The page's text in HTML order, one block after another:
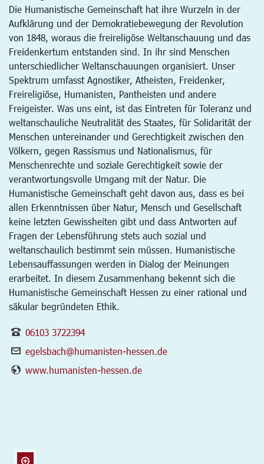
Die Humanistische Gemeinschaft hat ihre Wurzeln in der
Aufklärung und der Demokratiebewegung der Revolution
von 1848, woraus die freireligöse Weltanschauung und das
Freidenkertum entstanden sind. In ihr sind Menschen
unterschiedlicher Weltanschauungen organisiert. Unser
Spektrum umfasst Agnostiker, Atheisten, Freidenker,
Freireligiöse, Humanisten, Pantheisten und andere
Freigeister. Was uns eint, ist das Eintreten für Toleranz und
weltanschauliche Neutralität des Staates, für Solidarität der
Menschen untereinander und Gerechtigkeit zwischen den
Völkern, gegen Rassismus und Nationalismus, für
Menschenrechte und soziale Gerechtigkeit sowie der
verantwortungsvolle Umgang mit der Natur. Die
Humanistische Gemeinschaft geht davon aus, dass es bei
allen Erkenntnissen über Natur, Mensch und Gesellschaft
keine letzten Gewissheiten gibt und dass Antworten auf
Fragen der Lebensführung stets auch sozial und
weltanschaulich bestimmt sein müssen. Humanistische
Lebensauffassungen werden in Dialog der Meinungen
erarbeitet. In diesem Zusammenhang bekennt sich die
Humanistische Gemeinschaft Hessen zu einer rational und
säkular begründeten Ethik.
06103 3722394
egelsbach@humanisten-hessen.de
www.humanisten-hessen.de